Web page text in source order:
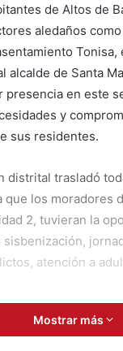
de Altos de
aledaños
Tonisa,
alcalde de Santa
presencia en este
y
sus residentes.
distrital trasladó
que los moradores
2, tuvieran la
atención a
de los
Mostrar más